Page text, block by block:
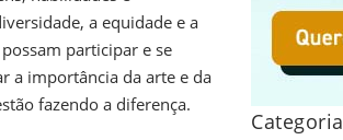
a equidade e a
participar e se
a importância da arte e da
fazendo a diferença.